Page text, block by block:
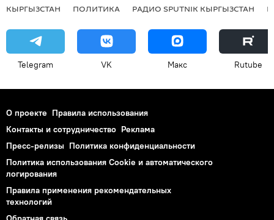
КЫРГЫЗСТАН ПОЛИТИКА РАДИО SPUTNIK КЫРГЫЗСТАН
Telegram VK Макс Rutube
О проекте Правила использования
Контакты и сотрудничество Реклама
Пресс-релизы Политика конфиденциальности
Политика использования Cookie и автоматического
логирования
Правила применения рекомендательных
технологий